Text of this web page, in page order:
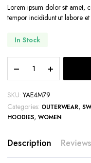
based
on
customer
Lorem ipsum dolor sit amet,
tempor incididunt ut labore
In Stock
Stuff
Hoodie
quantity
SKU: YAE4M79
Categories: OUTERWEAR,
HOODIES, WOMEN
Description